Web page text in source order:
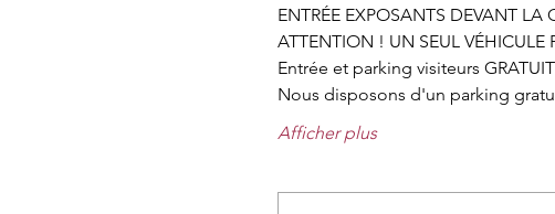
ENTRÉE EXPOSANTS DEVANT LA
ATTENTION ! UN SEUL VÉHICULE
Entrée et parking visiteurs
Nous disposons d'un parking
Afficher plus